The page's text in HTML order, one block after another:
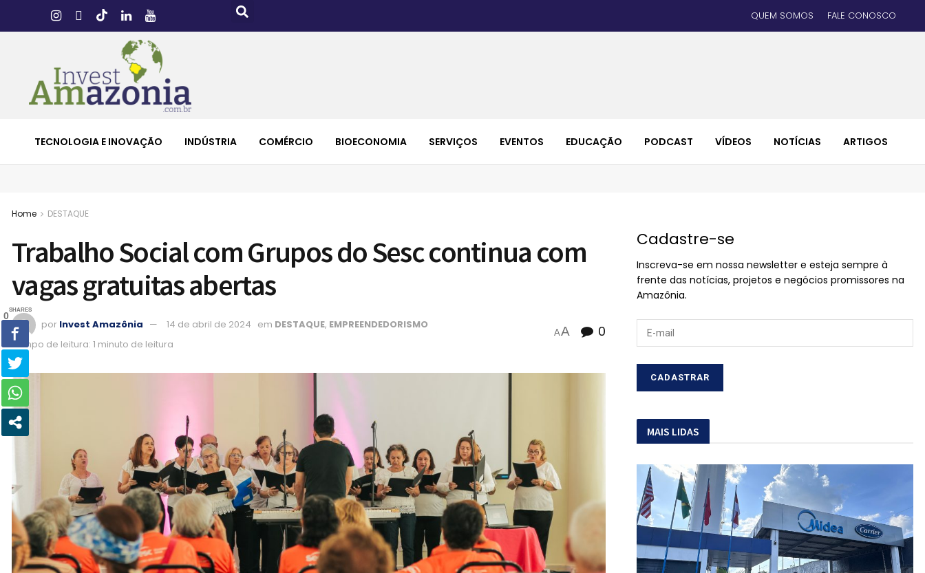
QUEM SOMOS FALE CONOSCO
TECNOLOGIA E INOVAÇÃO INDÚSTRIA COMÉRCIO BIOECONOMIA SERVIÇOS EVENTOS EDUCAÇÃO PODCAST VÍDEOS NOTÍCIAS ARTIGOS
Home DESTAQUE
Trabalho Social com Grupos do Sesc continua com
vagas gratuitas abertas
por Invest Amazônia 14 de abril de 2024 em DESTAQUE, EMPREENDEDORISMO
Tempo de leitura: 1 minuto de leitura
AA 0
Cadastre-se
Inscreva-se em nossa newsletter e esteja sempre à
frente das notícias, projetos e negócios promissores na
Amazônia.
MAIS LIDAS
0
SHARES